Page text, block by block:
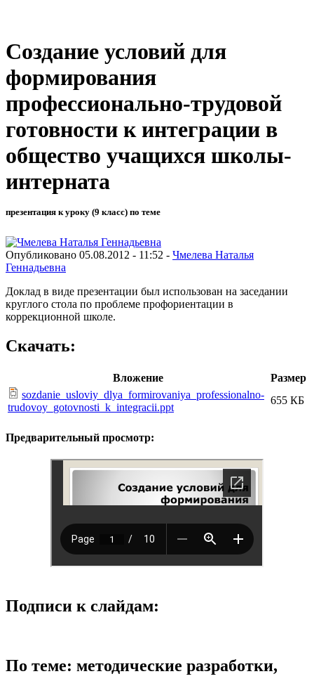
Создание условий для
формирования
профессионально-трудовой
готовности к интеграции в
общество учащихся школы-
интерната
презентация к уроку (9 класс) по теме
Опубликовано 05.08.2012 - 11:52 - Чмелева Наталья
Геннадьевна
Доклад в виде презентации был использован на заседании
круглого стола по проблеме профориентации в
коррекционной школе.
Скачать:
Вложение
Размер
sozdanie_usloviy_dlya_formirovaniya_professionalno-
trudovoy_gotovnosti_k_integracii.ppt
655 КБ
Предварительный просмотр:
Подписи к слайдам:
По теме: методические разработки,